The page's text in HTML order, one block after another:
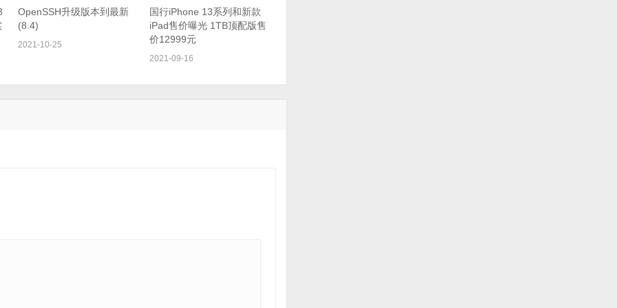
OpenSSH升级版本到最新
(8.4)
2021-10-25
国行iPhone 13系列和新款
iPad售价曝光 1TB顶配版售
价12999元
2021-09-16